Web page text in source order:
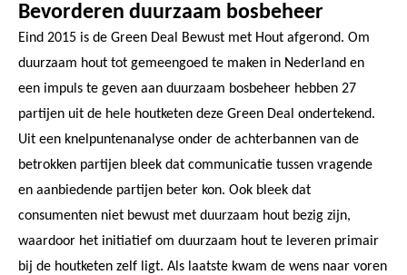
Bevorderen duurzaam bosbeheer
Eind 2015 is de Green Deal Bewust met Hout afgerond. Om
duurzaam hout tot gemeengoed te maken in Nederland en
een impuls te geven aan duurzaam bosbeheer hebben 27
partijen uit de hele houtketen deze Green Deal ondertekend.
Uit een knelpuntenanalyse onder de achterbannen van de
betrokken partijen bleek dat communicatie tussen vragende
en aanbiedende partijen beter kon. Ook bleek dat
consumenten niet bewust met duurzaam hout bezig zijn,
waardoor het initiatief om duurzaam hout te leveren primair
bij de houtketen zelf ligt. Als laatste kwam de wens naar voren